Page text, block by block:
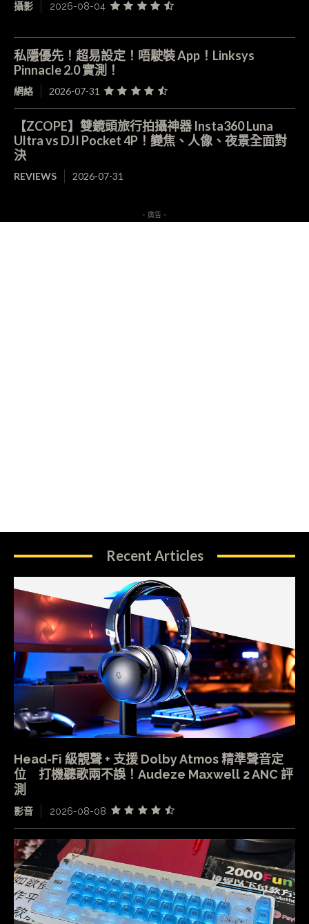
攝影 2026-08-04
私隱優先！超易設定！唔駛裝 App！Linksys
Pinnacle 2.0 實測！
網絡 2026-07-31
【ZCOPE】雙鏡頭旅行拍攝神器 Insta360 Luna
Ultra vs DJI Pocket 4P！變焦、人像、夜景全面對
決
REVIEWS 2026-07-31
- 廣告 -
Recent Articles
Head-Fi 級靚聲 + 支援 Dolby Atmos 精準聲音定
位 打機聽歌兩不誤！Audeze Maxwell 2 ANC 評
測
影音 2026-08-08